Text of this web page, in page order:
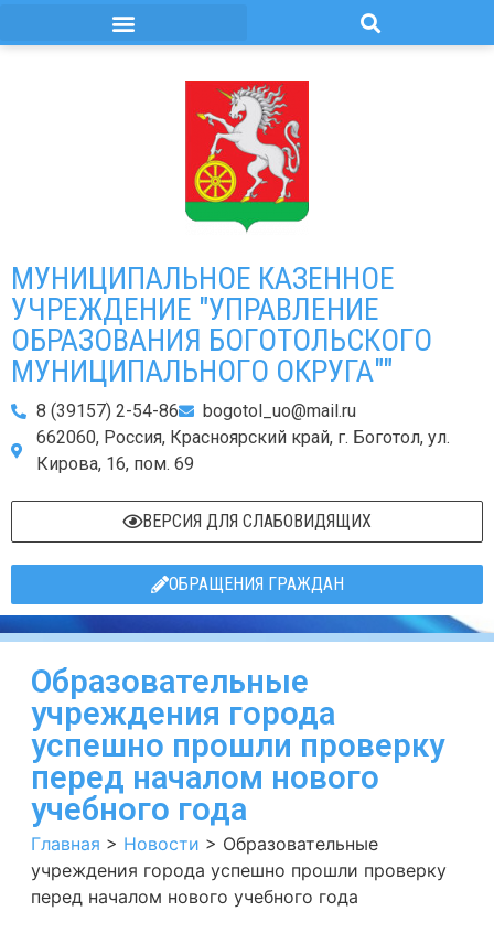
МУНИЦИПАЛЬНОЕ КАЗЕННОЕ
УЧРЕЖДЕНИЕ "УПРАВЛЕНИЕ
ОБРАЗОВАНИЯ БОГОТОЛЬСКОГО
МУНИЦИПАЛЬНОГО ОКРУГА""
8 (39157) 2-54-86
bogotol_uo@mail.ru
662060, Россия, Красноярский край, г. Боготол, ул.
Кирова, 16, пом. 69
ВЕРСИЯ ДЛЯ СЛАБОВИДЯЩИХ
ОБРАЩЕНИЯ ГРАЖДАН
Образовательные
учреждения города
успешно прошли проверку
перед началом нового
учебного года
Главная > Новости > Образовательные
учреждения города успешно прошли проверку
перед началом нового учебного года